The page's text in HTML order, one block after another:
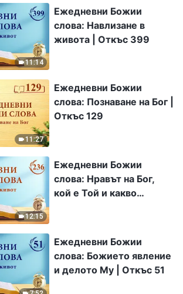
11:14
Ежедневни Божии
слова: Навлизане в
живота | Откъс 399
11:27
Ежедневни Божии
слова: Познаване на Бог |
Откъс 129
12:15
Ежедневни Божии
слова: Нравът на Бог,
кой е Той и какво
Ежедневни Божии
слова: Божието явление
и делото Му | Откъс 51